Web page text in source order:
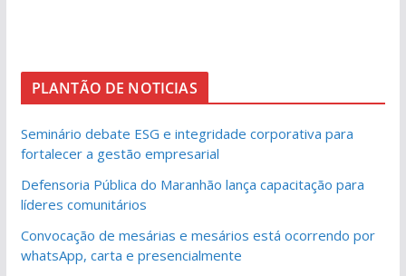
PLANTÃO DE NOTICIAS
Seminário debate ESG e integridade corporativa para
fortalecer a gestão empresarial
Defensoria Pública do Maranhão lança capacitação para
líderes comunitários
Convocação de mesárias e mesários está ocorrendo por
whatsApp, carta e presencialmente